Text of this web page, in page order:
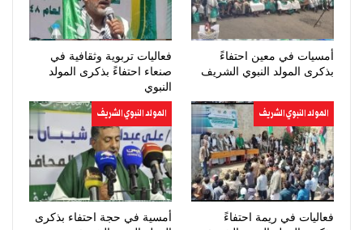
أمسيات في معين احتفاءً
بذكرى المولد النبوي الشريف
فعاليات تربوية وثقافية في
صنعاء احتفاءً بذكرى المولد
النبوي
المولد النبوي الشريف
فعاليات في ريمة احتفاءً
المولد النبوي الشريف
أمسية في حجة احتفاء بذكرى